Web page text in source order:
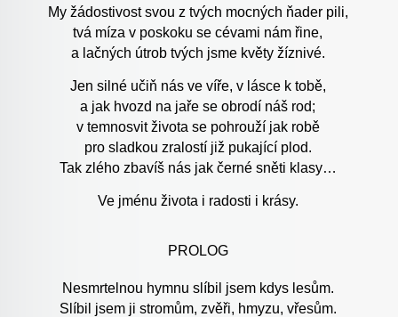
My žádostivost svou z tvých mocných ňader pili,
tvá míza v poskoku se cévami nám řine,
a lačných útrob tvých jsme květy žíznivé.
Jen silné učiň nás ve víře, v lásce k tobě,
a jak hvozd na jaře se obrodí náš rod;
v temnosvit života se pohrouží jak robě
pro sladkou zralostí již pukající plod.
Tak zlého zbavíš nás jak černé sněti klasy…
Ve jménu života i radosti i krásy.
PROLOG
Nesmrtelnou hymnu slíbil jsem kdys lesům.
Slíbil jsem ji stromům, zvěři, hmyzu, vřesům.